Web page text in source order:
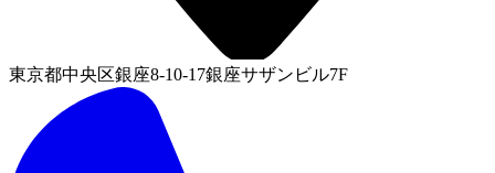
東京都中央区銀座8-10-17銀座サザンビル7F